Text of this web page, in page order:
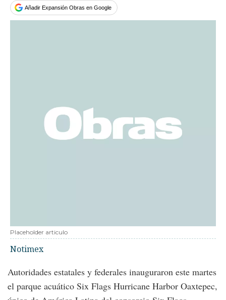
Añadir Expansión Obras en Google
Placeholder articulo
Notimex
Autoridades estatales y federales inauguraron este martes
el parque acuático Six Flags Hurricane Harbor Oaxtepec,